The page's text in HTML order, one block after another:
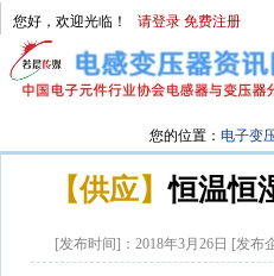
您好，欢迎光临！ 请登录 免费注册
您的位置： 电子变
【供应】恒温恒
[发布时间]： 2018年3月26日 [发布